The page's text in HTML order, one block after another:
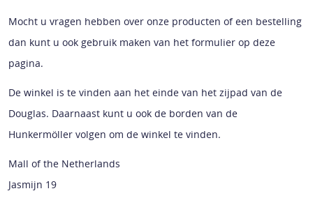
Mocht u vragen hebben over onze producten of een bestelling
dan kunt u ook gebruik maken van het formulier op deze
pagina.
De winkel is te vinden aan het einde van het zijpad van de
Douglas. Daarnaast kunt u ook de borden van de
Hunkermöller volgen om de winkel te vinden.
Mall of the Netherlands
Jasmijn 19